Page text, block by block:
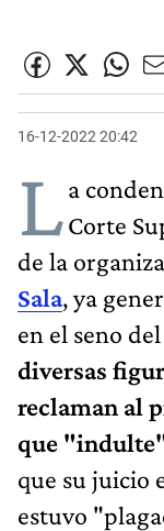
16-12-2022 20:42
La
Corte
de la
Sala, ya
en el seno del
diversas
reclaman al
que
que su juicio
estuvo